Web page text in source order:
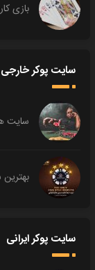
بازی
سایت پوکر خارجی
سایت
سایت پوکر ایرانی